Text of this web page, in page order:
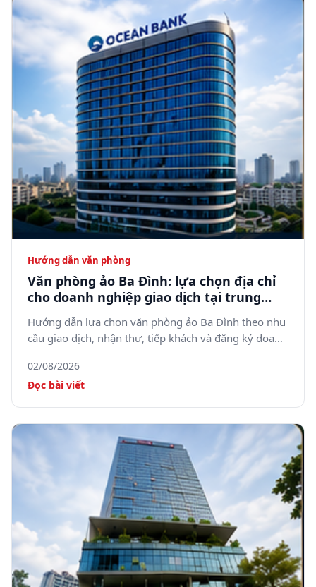
Hướng dẫn văn phòng
Văn phòng ảo Ba Đình: lựa chọn địa chỉ
cho doanh nghiệp giao dịch tại trung
tâm Hà Nội
Hướng dẫn lựa chọn văn phòng ảo Ba Đình theo nhu
cầu giao dịch, nhận thư, tiếp khách và đăng ký doanh
02/08/2026
Đọc bài viết